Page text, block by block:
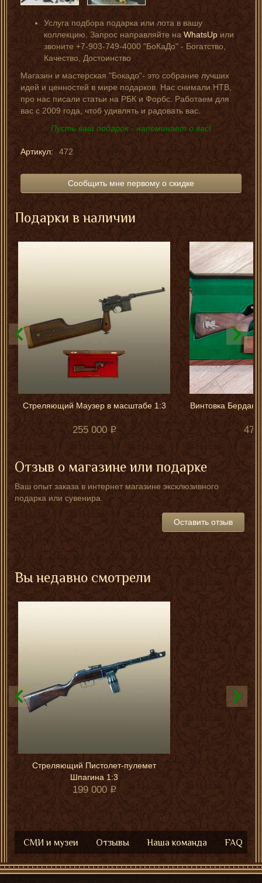
Услуга подбора подарка или лота в вашу
коллекцию. Запрос направляйте наWhatsUpили
звоните +7-903-749-4000 "БоКаДо" - Богатство,
Качество, Достоинство
Магазин и мастерская "Бокадо"- это собрание лучших
идей и ценностей в мире подарков. Нас снимали НТВ,
про нас писали статьи на РБК и Форбс. Работаем для
вас с 2009 года, чтоб удивлять и радовать вас.
Пусть ваш подарок - напоминает о вас!
Артикул: 472
Сообщить мне первому о скидке
Подарки в наличии
Стреляющий Маузер в масштабе 1:3
255 000
Винтовка
475
Отзыв о магазине или подарке
Ваш опыт заказа в интернет магазине эксклюзивного
подарка или сувенира.
Оставить отзыв
Вы недавно смотрели
Стреляющий Пистолет-пулемет
Шпагина 1:3
199 000
СМИ и музеи Отзывы Наша команда FAQ